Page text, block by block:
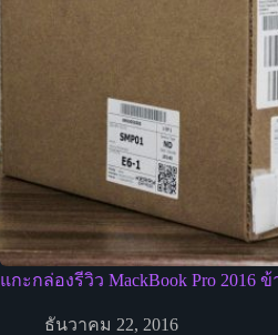
แกะกล่องรีวิว MackBook Pro 2016
ธันวาคม 22, 2016